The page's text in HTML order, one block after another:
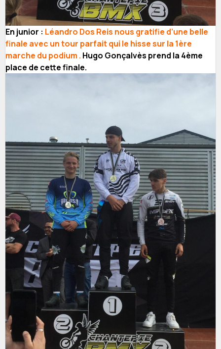
En junior : Léandro Dos Reis nous gratifie d’une belle
finale avec un tour parfait qui le hisse sur la 1ère
marche du podium . Hugo Gonçalvès prend la 4ème
place de cette finale.